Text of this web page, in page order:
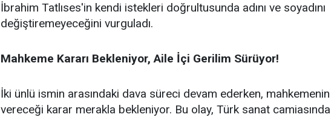
İbrahim Tatlıses'in kendi istekleri doğrultusunda adını ve soyadını
değiştiremeyeceğini vurguladı.
Mahkeme Kararı Bekleniyor, Aile İçi Gerilim Sürüyor!
İki ünlü ismin arasındaki dava süreci devam ederken, mahkemenin
vereceği karar merakla bekleniyor. Bu olay, Türk sanat camiasında